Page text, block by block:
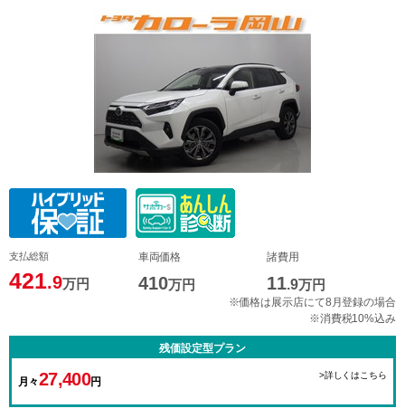
支払総額
421.9万円
車両価格
410万円
諸費用
11.9万円
※価格は展示店にて8月登録の場合
※消費税10%込み
残価設定型プラン
月々27,400円
>詳しくはこちら